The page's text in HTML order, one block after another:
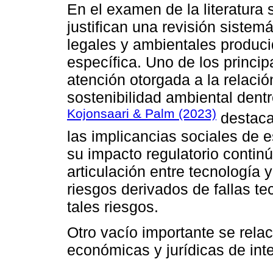
En el examen de la literatura
justifican una revisión
legales y ambientales
específica. Uno de los
atención otorgada a la
sostenibilidad ambiental
Kojonsaari & Palm (2023)
las implicancias sociales de
su impacto regulatorio
articulación entre tecnología
riesgos derivados de fallas
tales riesgos.
Otro vacío importante se
económicas y jurídicas de